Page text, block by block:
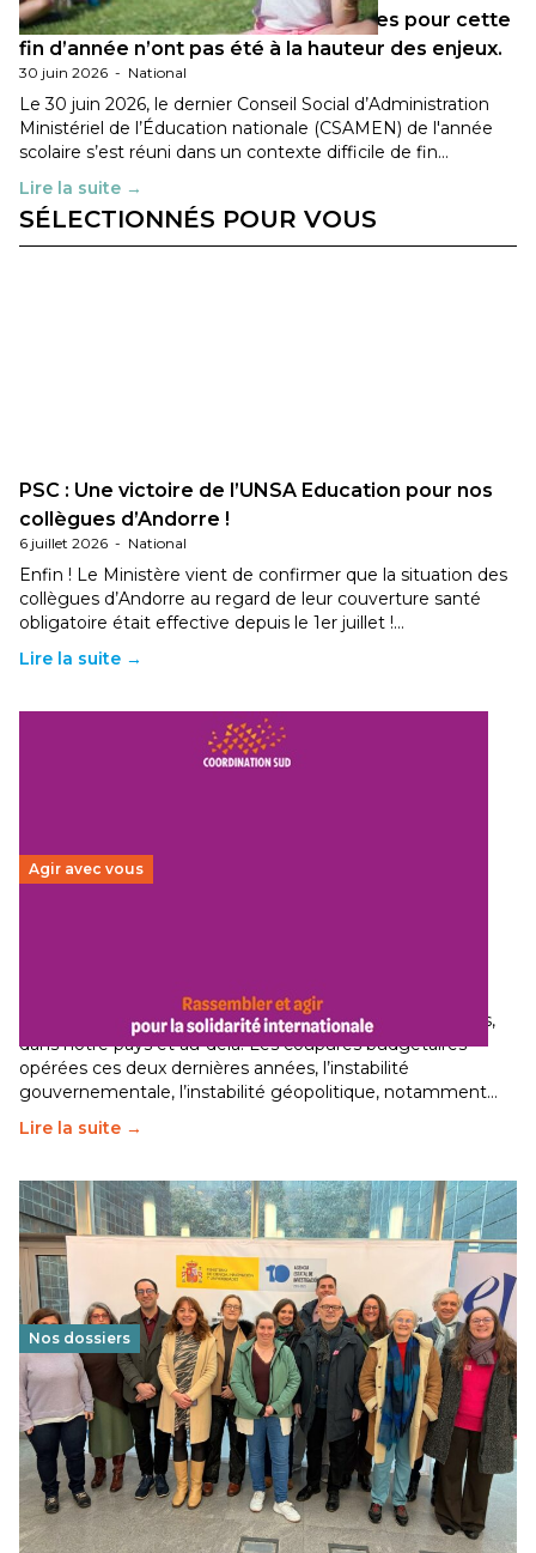
Les décisions ministérielles attendues pour cette
fin d’année n’ont pas été à la hauteur des enjeux.
30 juin 2026 - National
Le 30 juin 2026, le dernier Conseil Social d’Administration
Ministériel de l’Éducation nationale (CSAMEN) de l'année
scolaire s’est réuni dans un contexte difficile de fin…
Lire la suite →
SÉLECTIONNÉS POUR VOUS
PSC : Une victoire de l’UNSA Education pour nos
collègues d’Andorre !
6 juillet 2026 - National
Enfin ! Le Ministère vient de confirmer que la situation des
collègues d’Andorre au regard de leur couverture santé
obligatoire était effective depuis le 1er juillet !…
Lire la suite →
Agir avec vous
Le secteur humanitaire connaît des difficultés profondes,
dans notre pays et au-delà. Les coupures budgétaires
opérées ces deux dernières années, l’instabilité
gouvernementale, l’instabilité géopolitique, notamment…
Lire la suite →
Nos dossiers
Éducation au vivre-ensemble : un échange croisé
franco-espagnol pour changer d’approche
29 juin 2026-National
Cette année, l'UNSA Éducation a mené un projet Erasmus
soutenu par l'union Européenne et centré sur l'éducation
au vivre-ensemble : quelles différences entre la France…